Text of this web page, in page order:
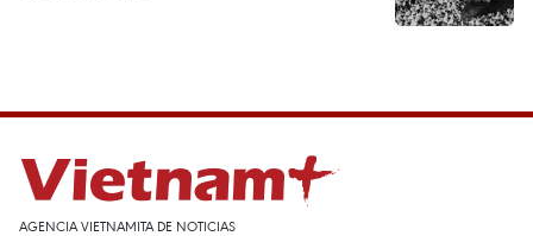
AGENCIA VIETNAMITA DE NOTICIAS